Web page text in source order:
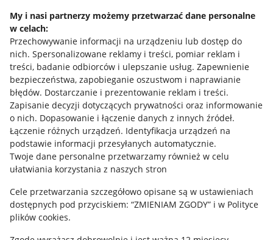
My i nasi partnerzy możemy przetwarzać dane personalne
w celach:
Przechowywanie informacji na urządzeniu lub dostęp do
nich. Spersonalizowane reklamy i treści, pomiar reklam i
treści, badanie odbiorców i ulepszanie usług. Zapewnienie
bezpieczeństwa, zapobieganie oszustwom i naprawianie
błędów. Dostarczanie i prezentowanie reklam i treści.
Zapisanie decyzji dotyczących prywatności oraz informowanie
o nich. Dopasowanie i łączenie danych z innych źródeł.
Łączenie różnych urządzeń. Identyfikacja urządzeń na
podstawie informacji przesyłanych automatycznie.
Twoje dane personalne przetwarzamy również w celu
ułatwiania korzystania z naszych stron
Cele przetwarzania szczegółowo opisane są w ustawieniach
dostępnych pod przyciskiem: “ZMIENIAM ZGODY” i w Polityce
plików cookies.
Allegro Gadane dla sprzedających
Allegro Gadane dla kupujących
Mapa miejscowości
Informacje prawne
Regulamin
Polityka plików "cookies"
Ustawienia plików "cookies"
Udostępnianie lokalizacji
Informacje dla Aktu o Usługach Cyfrowych